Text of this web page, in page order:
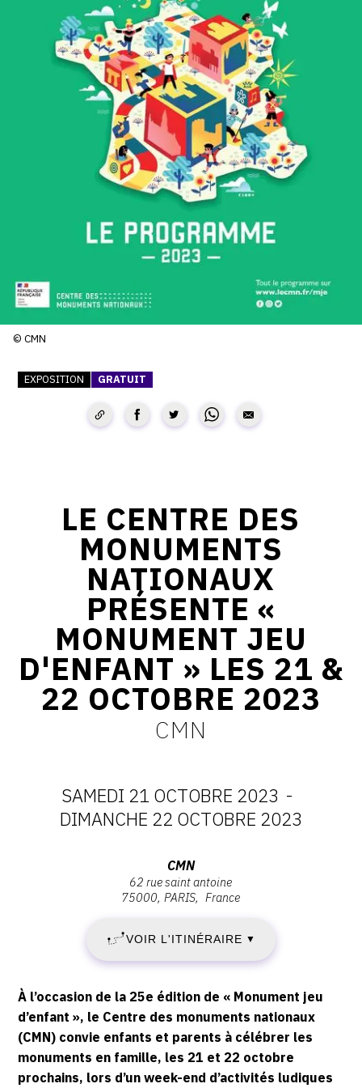
SERVICES
CRÉER SON CATALOGUE RAISONNÉ
ABONNEMENTS DÉDIÉS AUX GALERISTES
CRÉER SON SITE ARTISTE
CRÉER SON CATALOGUE D'EXPO
PUBLIER SES EXPOSITIONS
DEVENIR CONTRIBUTEUR
L'ÉQUIPE OAM
CONTACT
CGU
SUIVEZ-NOUS
INSTAGRAM
FACEBOOK
TWITTER
PINTEREST
© CMN
EXPOSITION GRATUIT
LE CENTRE DES
MONUMENTS
NATIONAUX
PRÉSENTE «
MONUMENT JEU
D'ENFANT » LES 21 &
22 OCTOBRE 2023
CMN
DATES
:
SAMEDI
21
OCTOBRE
2023
-
DIMANCHE
SAMEDI 21 OCTOBRE 2023 -
DIMANCHE 22 OCTOBRE 2023
ANTOINE,
75000
PARIS
CMN
62 rue saint antoine
75000 PARIS France
VOIR L'ITINÉRAIRE ▼
Description,
horaires...
À l’occasion de la 25e édition de « Monument jeu
d’enfant », le Centre des monuments nationaux
(CMN) convie enfants et parents à célébrer les
monuments en famille, les 21 et 22 octobre
prochains, lors d’un week-end d’activités ludiques